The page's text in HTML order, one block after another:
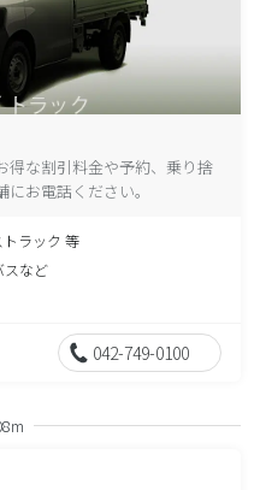
得な割引料金や予約、乗り捨
お電話ください。
トラック 等
スなど
042-749-0100